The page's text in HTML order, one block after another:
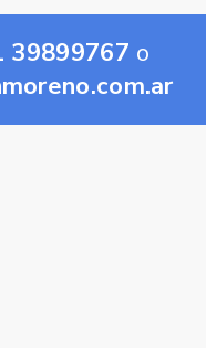
39899767 o